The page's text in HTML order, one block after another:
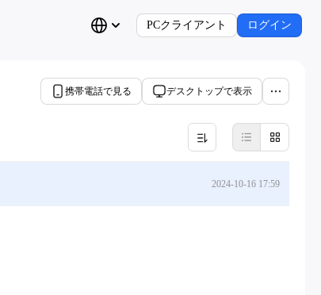
PCクライアント ログイン
携帯電話で見る デスクトップで表示
2024-10-16 17:59